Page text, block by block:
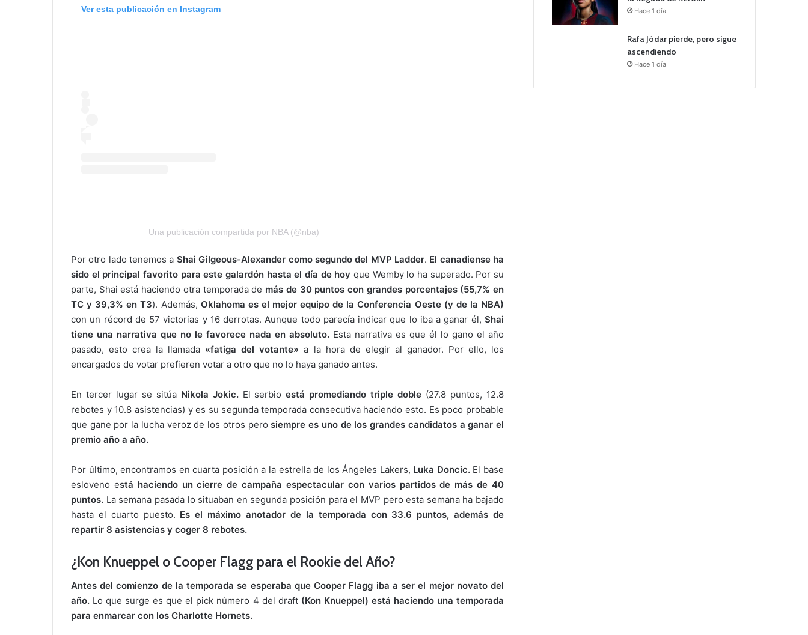
Ver esta publicación en Instagram
Una publicación compartida por NBA (@nba)
Por otro lado tenemos a Shai Gilgeous-Alexander como segundo del MVP Ladder. El canadiense ha
sido el principal favorito para este galardón hasta el día de hoy que Wemby lo ha superado. Por su
parte, Shai está haciendo otra temporada de más de 30 puntos con grandes porcentajes (55,7% en
TC y 39,3% en T3). Además, Oklahoma es el mejor equipo de la Conferencia Oeste (y de la NBA)
con un récord de 57 victorias y 16 derrotas. Aunque todo parecía indicar que lo iba a ganar él, Shai
tiene una narrativa que no le favorece nada en absoluto. Esta narrativa es que él lo gano el año
pasado, esto crea la llamada «fatiga del votante» a la hora de elegir al ganador. Por ello, los
encargados de votar prefieren votar a otro que no lo haya ganado antes.
En tercer lugar se sitúa Nikola Jokic.El serbioestá promediando triple doble (27.8 puntos, 12.8
rebotes y 10.8 asistencias) y es su segunda temporada consecutiva haciendo esto. Es poco probable
que gane por la lucha veroz de los otros perosiempre es uno de los grandes candidatos a ganar el
premio año a año.
Por último, encontramos en cuarta posición a la estrella de los Ángeles Lakers, Luka Doncic.El base
esloveno está haciendo un cierre de campaña espectacular con varios partidos de más de 40
puntos. La semana pasada lo situaban en segunda posición para el MVP pero esta semana ha bajado
hasta el cuarto puesto. Es el máximo anotador de la temporada con 33.6 puntos, además de
repartir 8 asistencias y coger 8 rebotes.
¿Kon Knueppel o Cooper Flagg para el Rookie del Año?
Antes del comienzo de la temporada se esperaba que Cooper Flagg iba a ser el mejor novato del
año. Lo que surge es que el pick número 4 del draft (Kon Knueppel) está haciendo una temporada
para enmarcar con los Charlotte Hornets.
Hace 1 día
Rafa Jódar pierde, pero sigue
ascendiendo
Hace 1 día